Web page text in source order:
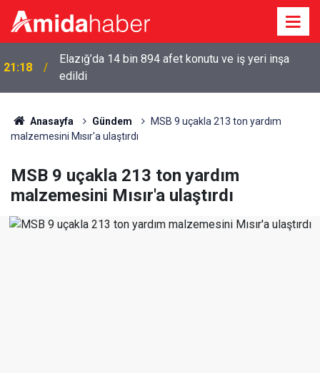
21:18
Elazığ’da 14 bin 894 afet konutu ve iş yeri inşa
edildi
Anasayfa Gündem
MSB 9 uçakla 213 ton yardım
malzemesini Mısır'a ulaştırdı
MSB 9 uçakla 213 ton yardım
malzemesini Mısır'a ulaştırdı